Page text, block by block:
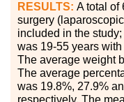
RESULTS: A total of
surgery
included in the
was 19-55 years
The average weight
The average
was 19.8%, 27.9%